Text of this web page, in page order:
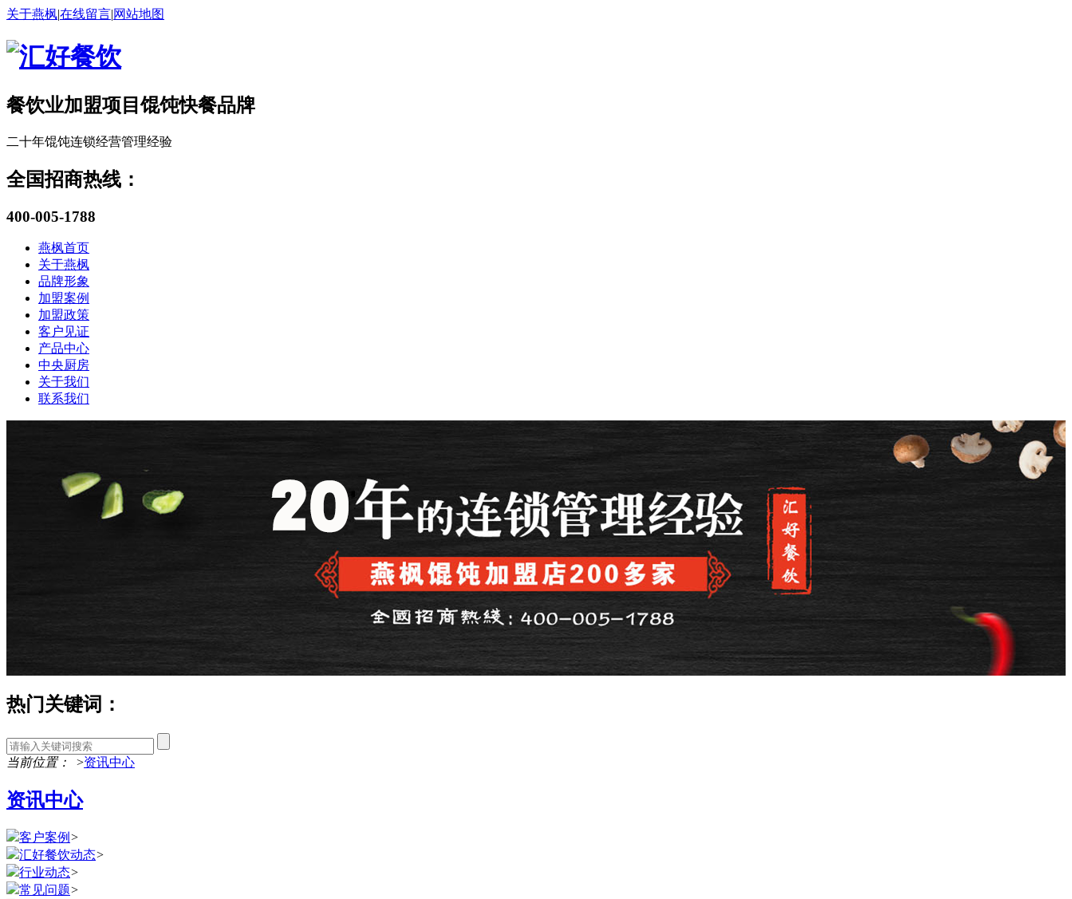
关于燕枫|在线留言|网站地图
餐饮业加盟项目馄饨快餐品牌
二十年馄饨连锁经营管理经验
全国招商热线：
400-005-1788
燕枫首页
关于燕枫
品牌形象
加盟案例
加盟政策
客户见证
产品中心
中央厨房
关于我们
联系我们
热门关键词：
当前位置： >资讯中心
资讯中心
客户案例 >
汇好餐饮动态>
行业动态>
常见问题>